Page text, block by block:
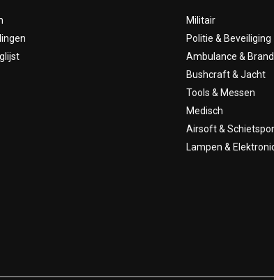
Militair
Politie & Beveiliging
Ambulance &
Bushcraft & Jacht
Tools & Messen
Medisch
Airsoft &
Lampen &